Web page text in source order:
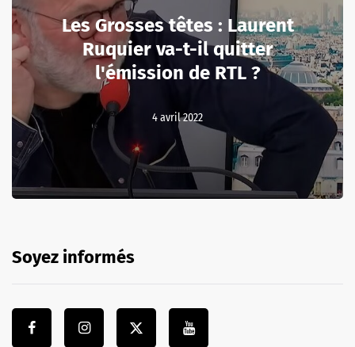
Les Grosses têtes : Laurent
Ruquier va-t-il quitter
l'émission de RTL ?
4 avril 2022
Soyez informés